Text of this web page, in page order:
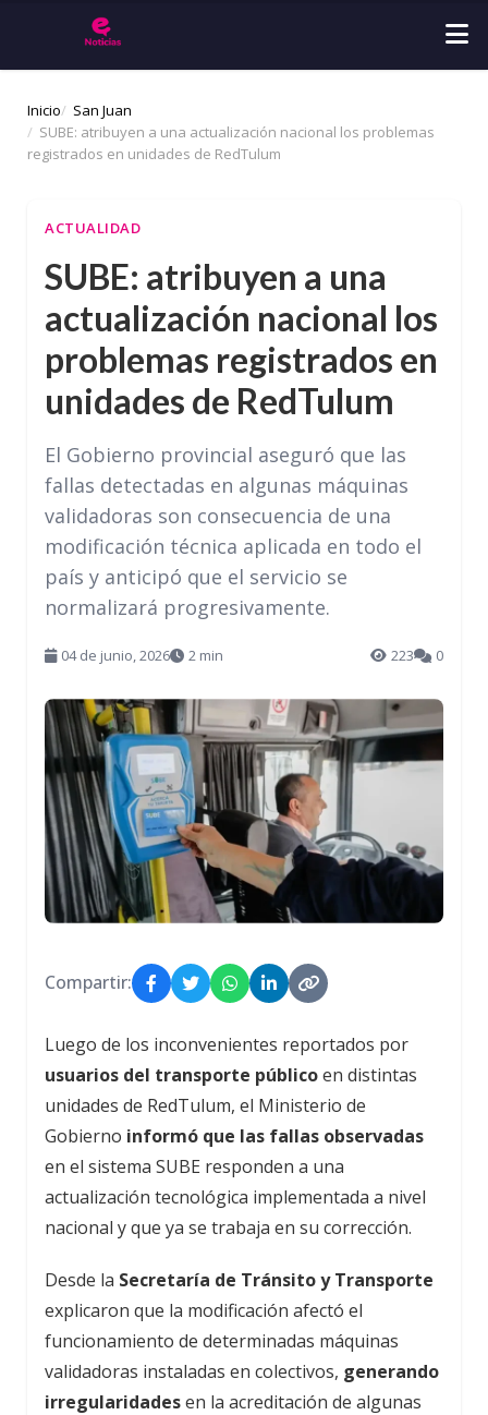
Inicio
San Juan
SUBE: atribuyen a una actualización nacional los problemas
registrados en unidades de RedTulum
ACTUALIDAD
SUBE: atribuyen a una
actualización nacional los
problemas registrados en
unidades de RedTulum
El Gobierno provincial aseguró que las
fallas detectadas en algunas máquinas
validadoras son consecuencia de una
modificación técnica aplicada en todo el
país y anticipó que el servicio se
normalizará progresivamente.
04 de junio, 2026 2 min 223 0
Compartir:
Luego de los inconvenientes reportados por
usuarios del transporte públicoen distintas
unidades de RedTulum, el Ministerio de
Gobierno informó que las fallas observadas
en el sistema SUBE responden a una
actualización tecnológica implementada a nivel
nacional y que ya se trabaja en su corrección.
Desde la Secretaría de Tránsito y Transporte
explicaron que la modificación afectó el
funcionamiento de determinadas máquinas
validadoras instaladas en colectivos, generando
irregularidadesen la acreditación de algunas